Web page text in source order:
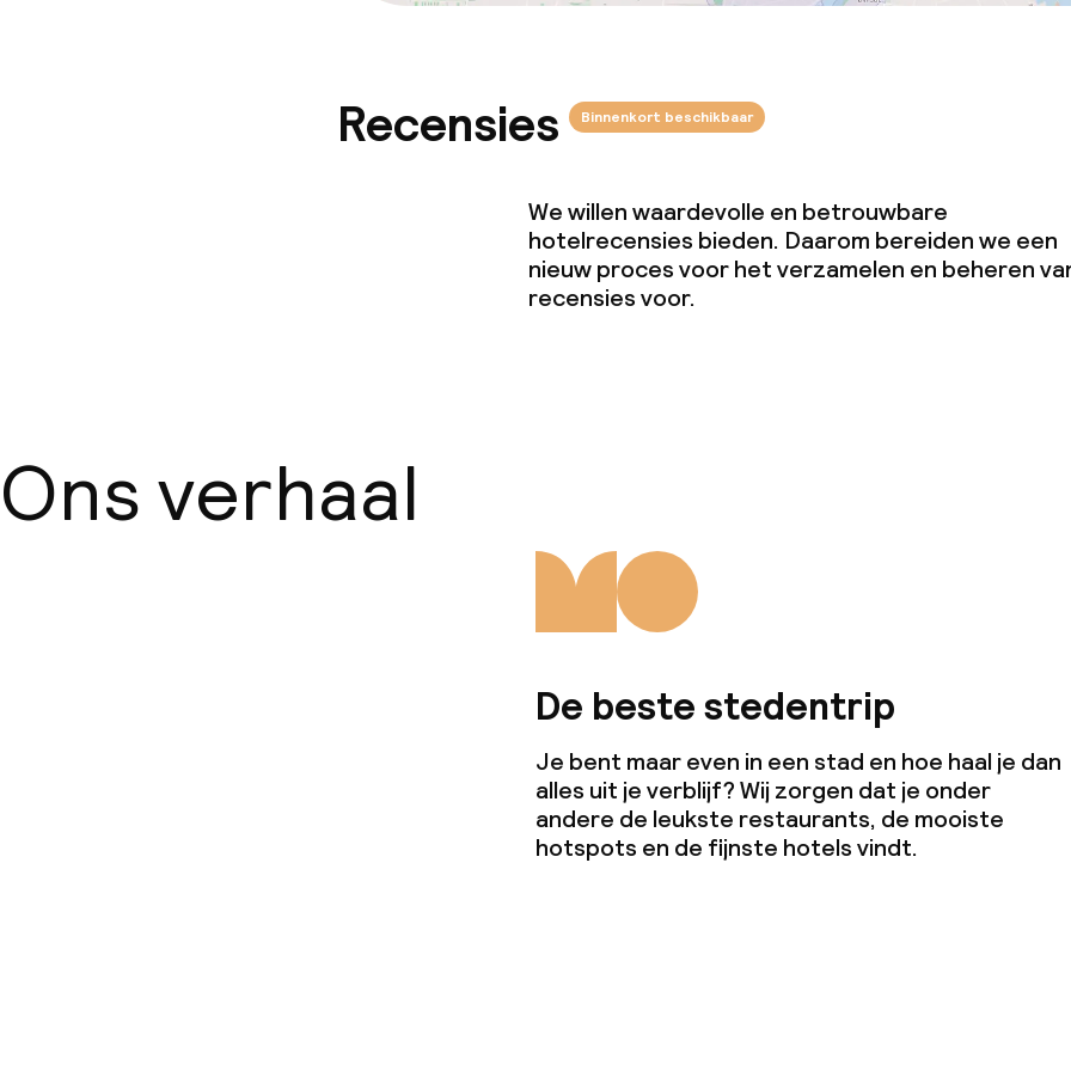
Recensies Binnenkort beschikbaar
We willen waardevolle en betrouwbare
hotelrecensies bieden. Daarom bereiden we een
nieuw proces voor het verzamelen en beheren
recensies voor.
Ons verhaal
De beste stedentrip
Je bent maar even in een stad en hoe haal je dan
alles uit je verblijf? Wij zorgen dat je onder
andere de leukste restaurants, de mooiste
hotspots en de fijnste hotels vindt.